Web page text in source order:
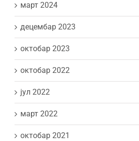
март 2024
децембар 2023
октобар 2023
октобар 2022
јул 2022
март 2022
октобар 2021